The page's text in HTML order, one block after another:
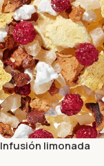
Infusión limonada